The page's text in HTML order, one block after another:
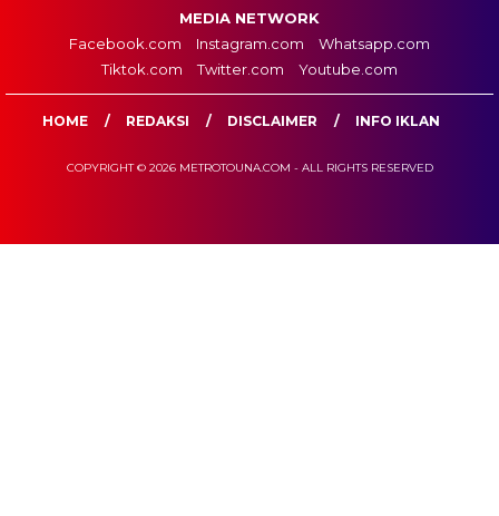
MEDIA NETWORK
Facebook.com
Instagram.com
Whatsapp.com
Tiktok.com
Twitter.com Youtube.com
HOME REDAKSI DISCLAIMER INFO IKLAN
COPYRIGHT © 2026 METROTOUNA.COM - ALL RIGHTS RESERVED